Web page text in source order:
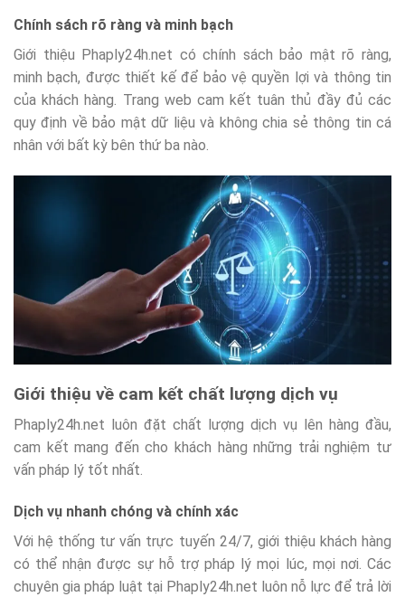
Chính sách rõ ràng và minh bạch
Giới thiệu Phaply24h.net có chính sách bảo mật rõ ràng,
minh bạch, được thiết kế để bảo vệ quyền lợi và thông tin
của khách hàng. Trang web cam kết tuân thủ đầy đủ các
quy định về bảo mật dữ liệu và không chia sẻ thông tin cá
nhân với bất kỳ bên thứ ba nào.
Giới thiệu về cam kết chất lượng dịch vụ
Phaply24h.net luôn đặt chất lượng dịch vụ lên hàng đầu,
cam kết mang đến cho khách hàng những trải nghiệm tư
vấn pháp lý tốt nhất.
Dịch vụ nhanh chóng và chính xác
Với hệ thống tư vấn trực tuyến 24/7, giới thiệu khách hàng
có thể nhận được sự hỗ trợ pháp lý mọi lúc, mọi nơi. Các
chuyên gia pháp luật tại Phaply24h.net luôn nỗ lực để trả lời